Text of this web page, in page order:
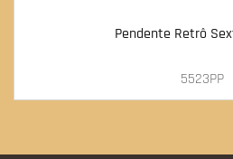
Pendente Retrô
5523PP